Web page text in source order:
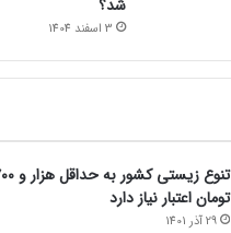
شد؟
3 اسفند 1404
تومان اعتبار نیاز دارد
29 آذر 1401